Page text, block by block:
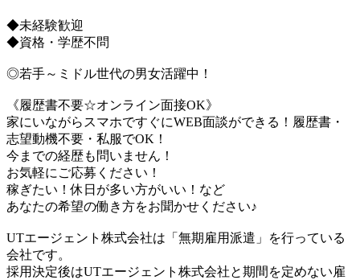
◆未経験歓迎
◆資格・学歴不問
◎若手～ミドル世代の男女活躍中！
《履歴書不要☆オンライン面接OK》
家にいながらスマホですぐにWEB面談ができる！履歴書・
志望動機不要・私服でOK！
今までの経歴も問いません！
お気軽にご応募ください！
稼ぎたい！休日が多い方がいい！など
あなたの希望の働き方をお聞かせください♪
UTエージェント株式会社は「無期雇用派遣」を行っている
会社です。
採用決定後はUTエージェント株式会社と期間を定めない雇